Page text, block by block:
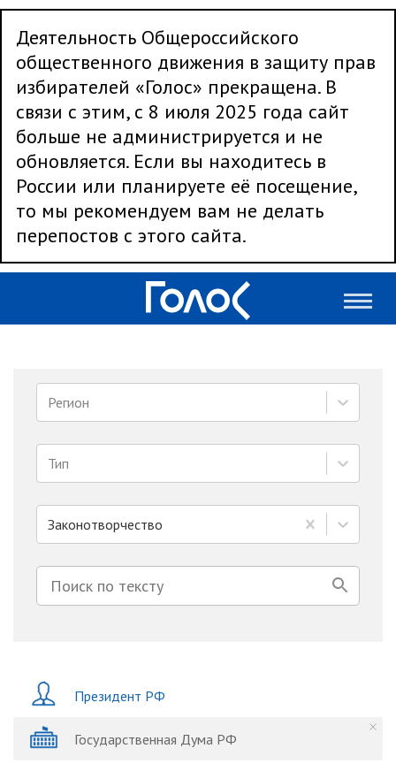
Деятельность Общероссийского
общественного движения в защиту прав
избирателей «Голос» прекращена. В
связи с этим, с 8 июля 2025 года сайт
больше не администрируется и не
обновляется. Если вы находитесь в
России или планируете её посещение,
то мы рекомендуем вам не делать
перепостов с этого сайта.
Регион
Тип
Законотворчество
Президент РФ
Государственная Дума РФ